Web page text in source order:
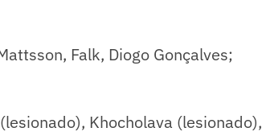
Falk, Diogo Gonçalves;
Khocholava (lesionado),